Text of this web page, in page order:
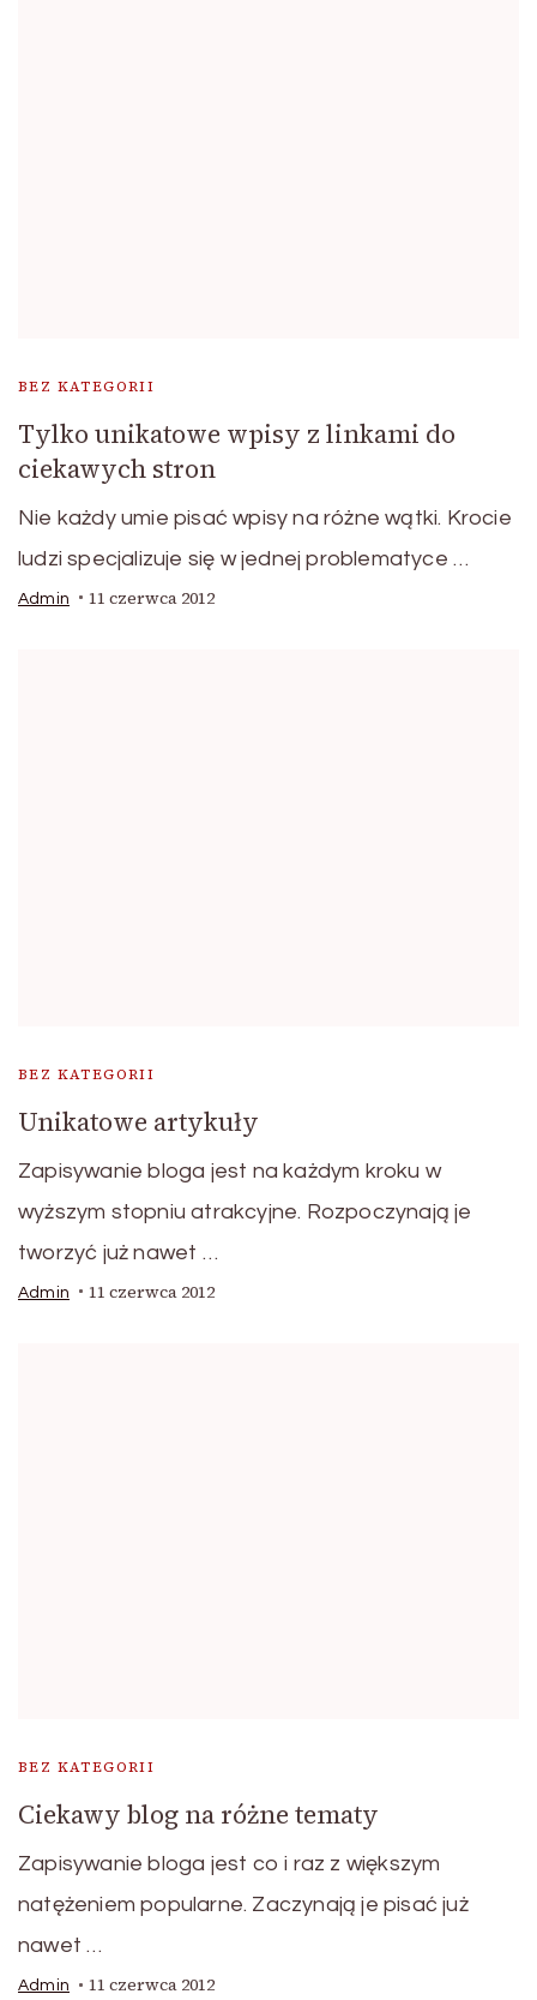
BEZ KATEGORII
Tylko unikatowe wpisy z linkami do
ciekawych stron
Nie każdy umie pisać wpisy na różne wątki. Krocie
ludzi specjalizuje się w jednej problematyce …
Admin 11 czerwca 2012
BEZ KATEGORII
Unikatowe artykuły
Zapisywanie bloga jest na każdym kroku w
wyższym stopniu atrakcyjne. Rozpoczynają je
tworzyć już nawet …
Admin 11 czerwca 2012
BEZ KATEGORII
Ciekawy blog na różne tematy
Zapisywanie bloga jest co i raz z większym
natężeniem popularne. Zaczynają je pisać już
nawet …
Admin 11 czerwca 2012